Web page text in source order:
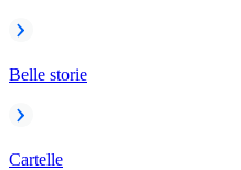
Belle storie
Cartelle